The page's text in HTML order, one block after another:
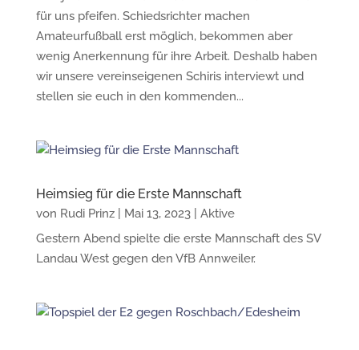
für uns pfeifen. Schiedsrichter machen
Amateurfußball erst möglich, bekommen aber
wenig Anerkennung für ihre Arbeit. Deshalb haben
wir unsere vereinseigenen Schiris interviewt und
stellen sie euch in den kommenden...
Heimsieg für die Erste Mannschaft
von Rudi Prinz| Mai 13, 2023| Aktive
Gestern Abend spielte die erste Mannschaft des SV
Landau West gegen den VfB Annweiler.